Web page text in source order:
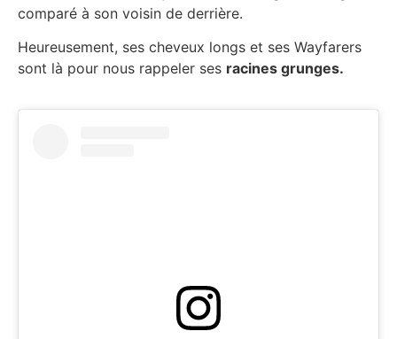
comparé à son voisin de derrière.
Heureusement, ses cheveux longs et ses Wayfarers
sont là pour nous rappeler ses racines grunges.